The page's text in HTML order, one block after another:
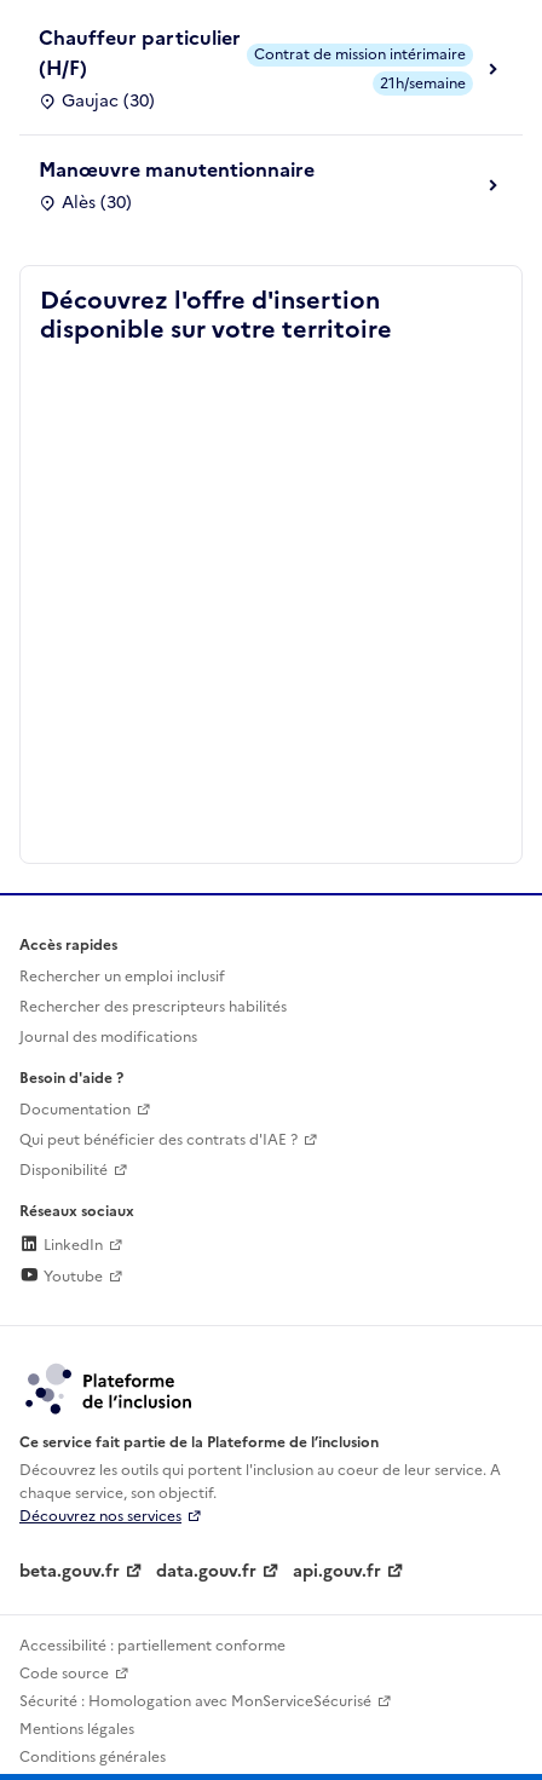
Chauffeur particulier
(H/F)
Gaujac (30)
Contrat de mission intérimaire
21h/semaine
Manœuvre manutentionnaire
Alès (30)
Découvrez l'offre d'insertion
disponible sur votre territoire
Accès rapides
Rechercher un emploi inclusif
Rechercher des prescripteurs habilités
Journal des modifications
Besoin d'aide ?
Documentation
Qui peut bénéficier des contrats d'IAE ?
Disponibilité
Réseaux sociaux
LinkedIn
Youtube
Ce service fait partie de la Plateforme de l’inclusion
Découvrez les outils qui portent l'inclusion aucoeur de leur service. A
chaque service, son objectif.
Découvrez nos services
beta.gouv.fr data.gouv.fr api.gouv.fr
Accessibilité : partiellement conforme
Code source
Sécurité : Homologation avec MonServiceSécurisé
Mentions légales
Conditions générales